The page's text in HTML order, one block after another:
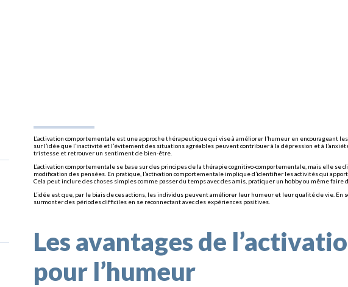
L’activation comportementale est une approche thérapeutique qui vise à améliorer l’humeur en encourageant
sur l’idée que l’inactivité et l’évitement des situations agréables peuvent contribuer à la dépression et à
tristesse et retrouver un sentiment de bien-être.
L’activation comportementale se base sur des principes de la thérapie cognitivo-comportementale, mais elle
modification des pensées. En pratique, l’activation comportementale implique d’identifier les activités qui
Cela peut inclure des choses simples comme passer du temps avec des amis, pratiquer un hobby ou même faire
L’idée est que, par le biais de ces actions, les individus peuvent améliorer leur humeur et leur qualité de vie.
surmonter des périodes difficiles en se reconnectant avec des expériences positives.
Les avantages de
pour l’humeur